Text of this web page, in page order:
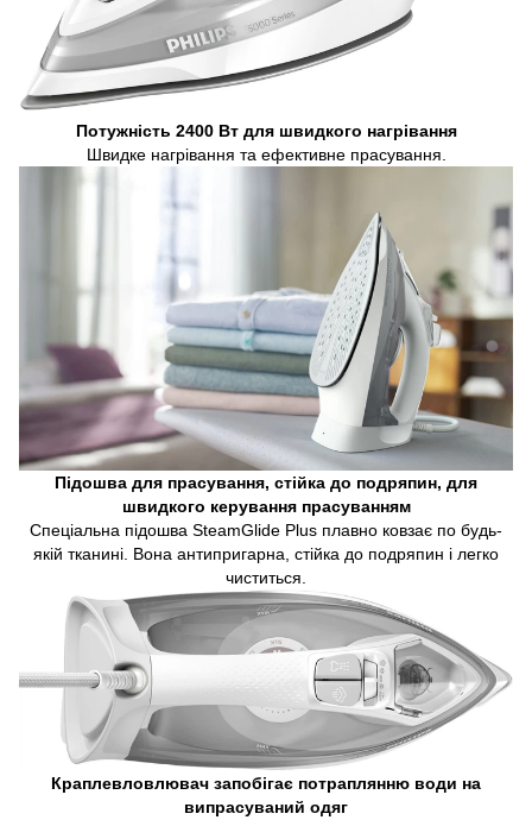
Потужність 2400 Вт для швидкого нагрівання
Швидке нагрівання та ефективне прасування.
Підошва для прасування, стійка до подряпин, для
швидкого керування прасуванням
Спеціальна підошва SteamGlide Plus плавно ковзає по будь-
якій тканині. Вона антипригарна, стійка до подряпин і легко
чиститься.
Краплевловлювач запобігає потраплянню води на
випрасуваний одяг